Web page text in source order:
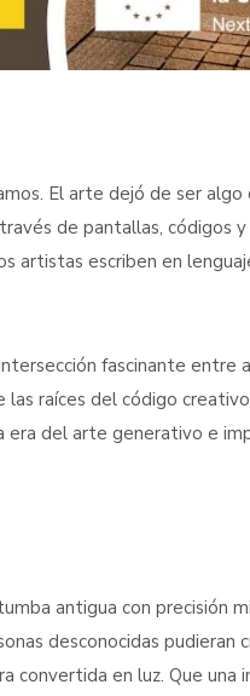
El arte dejó de ser algo
de pantallas, códigos
artistas escriben en
fascinante entre
raíces del código
era del arte generativo e
antigua con precisión
desconocidas pudieran
convertida en luz. Que una